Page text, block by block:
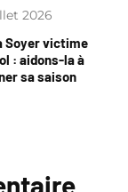
2026
Soyer victime
: aidons-la à
sa saison